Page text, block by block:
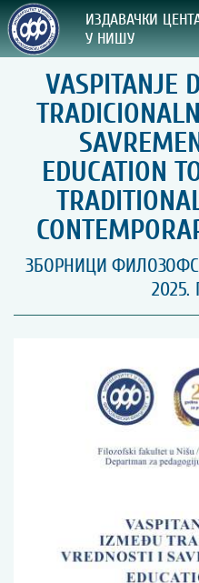
ИЗДАВАЧКИ
У НИШУ
СВА
ВРСТА
ГОДИНА
Упутство уредницима
Изјава о ауторству
Изјава о лектури
Изјава о коришћењу
Уговор са аутором
Шаблон прве стране и
Шаблон прве стране и
Етички кодекс
VASPITANJE
EDUCATION
ЗБОРНИЦИ
2025.